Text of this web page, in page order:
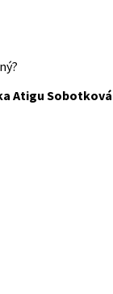
Atigu Sobotková